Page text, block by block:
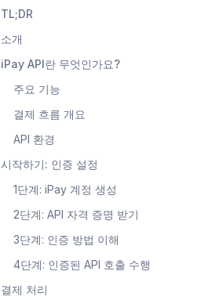
TL;DR
소개
iPay API란 무엇인가요?
주요 기능
결제 흐름 개요
API 환경
시작하기: 인증 설정
1단계: iPay 계정 생성
2단계: API 자격 증명 받기
3단계: 인증 방법 이해
4단계: 인증된 API 호출 수행
결제 처리